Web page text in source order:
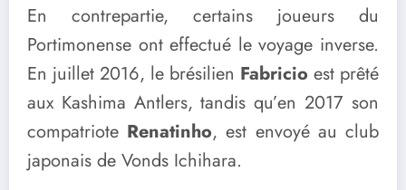
En contrepartie, certains joueurs du
Portimonense ont effectué le voyage inverse.
En juillet 2016, le brésilien Fabricio est prêté
aux Kashima Antlers, tandis qu’en 2017 son
compatriote Renatinho, est envoyé au club
japonais de Vonds Ichihara.